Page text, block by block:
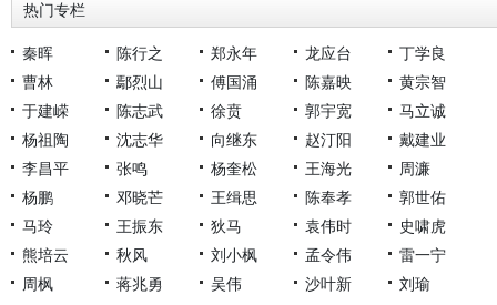
热门专栏
秦晖 陈行之 郑永年 龙应台
丁学良
曹林
鄢烈山 傅国涌 陈嘉映
黄宗智
于建嵘
陈志武 徐贲 郭宇宽
马立诚
杨祖陶
沈志华 向继东 赵汀阳
戴建业
李昌平
张鸣 杨奎松 王海光
周濂
杨鹏
邓晓芒 王缉思 陈奉孝
郭世佑
马玲
王振东 狄马 袁伟时
史啸虎
熊培云
秋风 刘小枫 孟令伟
雷一宁
周枫
蒋兆勇 吴伟 沙叶新
刘瑜